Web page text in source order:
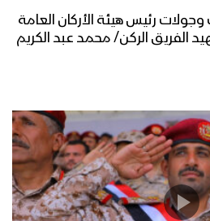
المجاهدين في جبهة مقبنة
الوطني للصمود 2022م
المجاهدين من جبهات
بمناسبة اليوم الوطني
الثامن – القول السديد
رئيس هيئة الأركان العامة
الفريق الركن/ محمد عبد الكريم